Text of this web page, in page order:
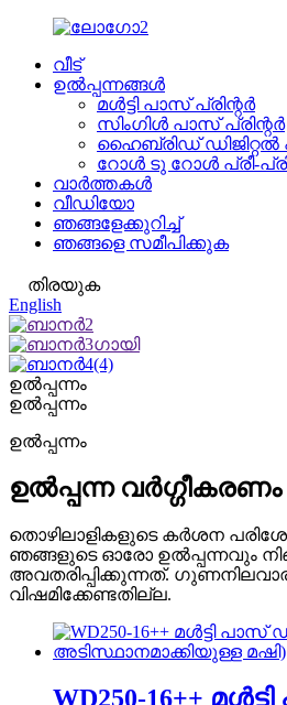
വീട്
ഉൽപ്പന്നങ്ങൾ
മൾട്ടി പാസ് പ്രിന്റർ
സിംഗിൾ പാസ് പ്രിന്റർ
ഹൈബ്രിഡ് ഡിജിറ്റൽ
റോൾ ടു റോൾ പ്രീ-
വാർത്തകൾ
വീഡിയോ
ഞങ്ങളേക്കുറിച്ച്
ഞങ്ങളെ സമീപിക്കുക
തിരയുക
English
ഉൽപ്പന്നം
ഉൽപ്പന്നം
ഉൽപ്പന്നം
ഉൽപ്പന്ന വർഗ്ഗീകരണം
തൊഴിലാളികളുടെ കർശന
ഞങ്ങളുടെ ഓരോ ഉൽപ്പന്നവും
അവതരിപ്പിക്കുന്നത്.
വിഷമിക്കേണ്ടതില്ല.
WD250-16++